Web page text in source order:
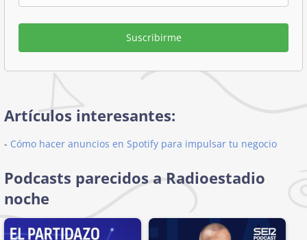
Suscribirme
Artículos interesantes:
- Cómo hacer anuncios en Spotify para impulsar tu negocio
Podcasts parecidos a Radioestadio
noche